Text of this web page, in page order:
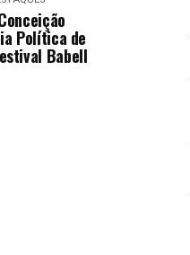
Política de
Babell